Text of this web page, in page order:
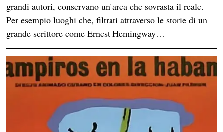
grandi autori, conservano un’area che sovrasta il reale.
Per esempio luoghi che, filtrati attraverso le storie di un
grande scrittore come Ernest Hemingway…